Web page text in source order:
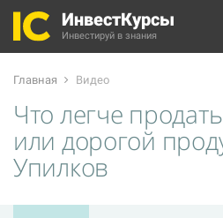
ИнвестКурсы
Инвестируй в знания
Главная Видео
Что легче
или дорогой
Упилков